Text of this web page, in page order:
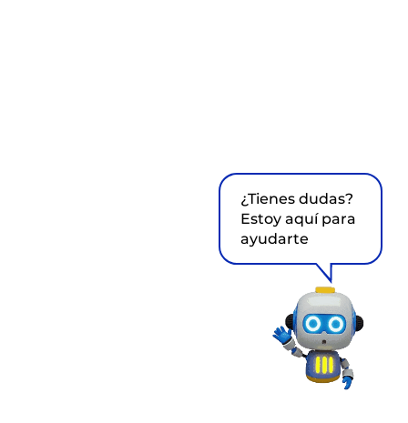
¿Tienes dudas?
Estoy aquí para
ayudarte